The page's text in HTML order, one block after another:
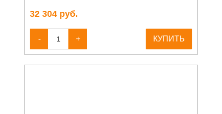
32 304 руб.
- + КУПИТЬ